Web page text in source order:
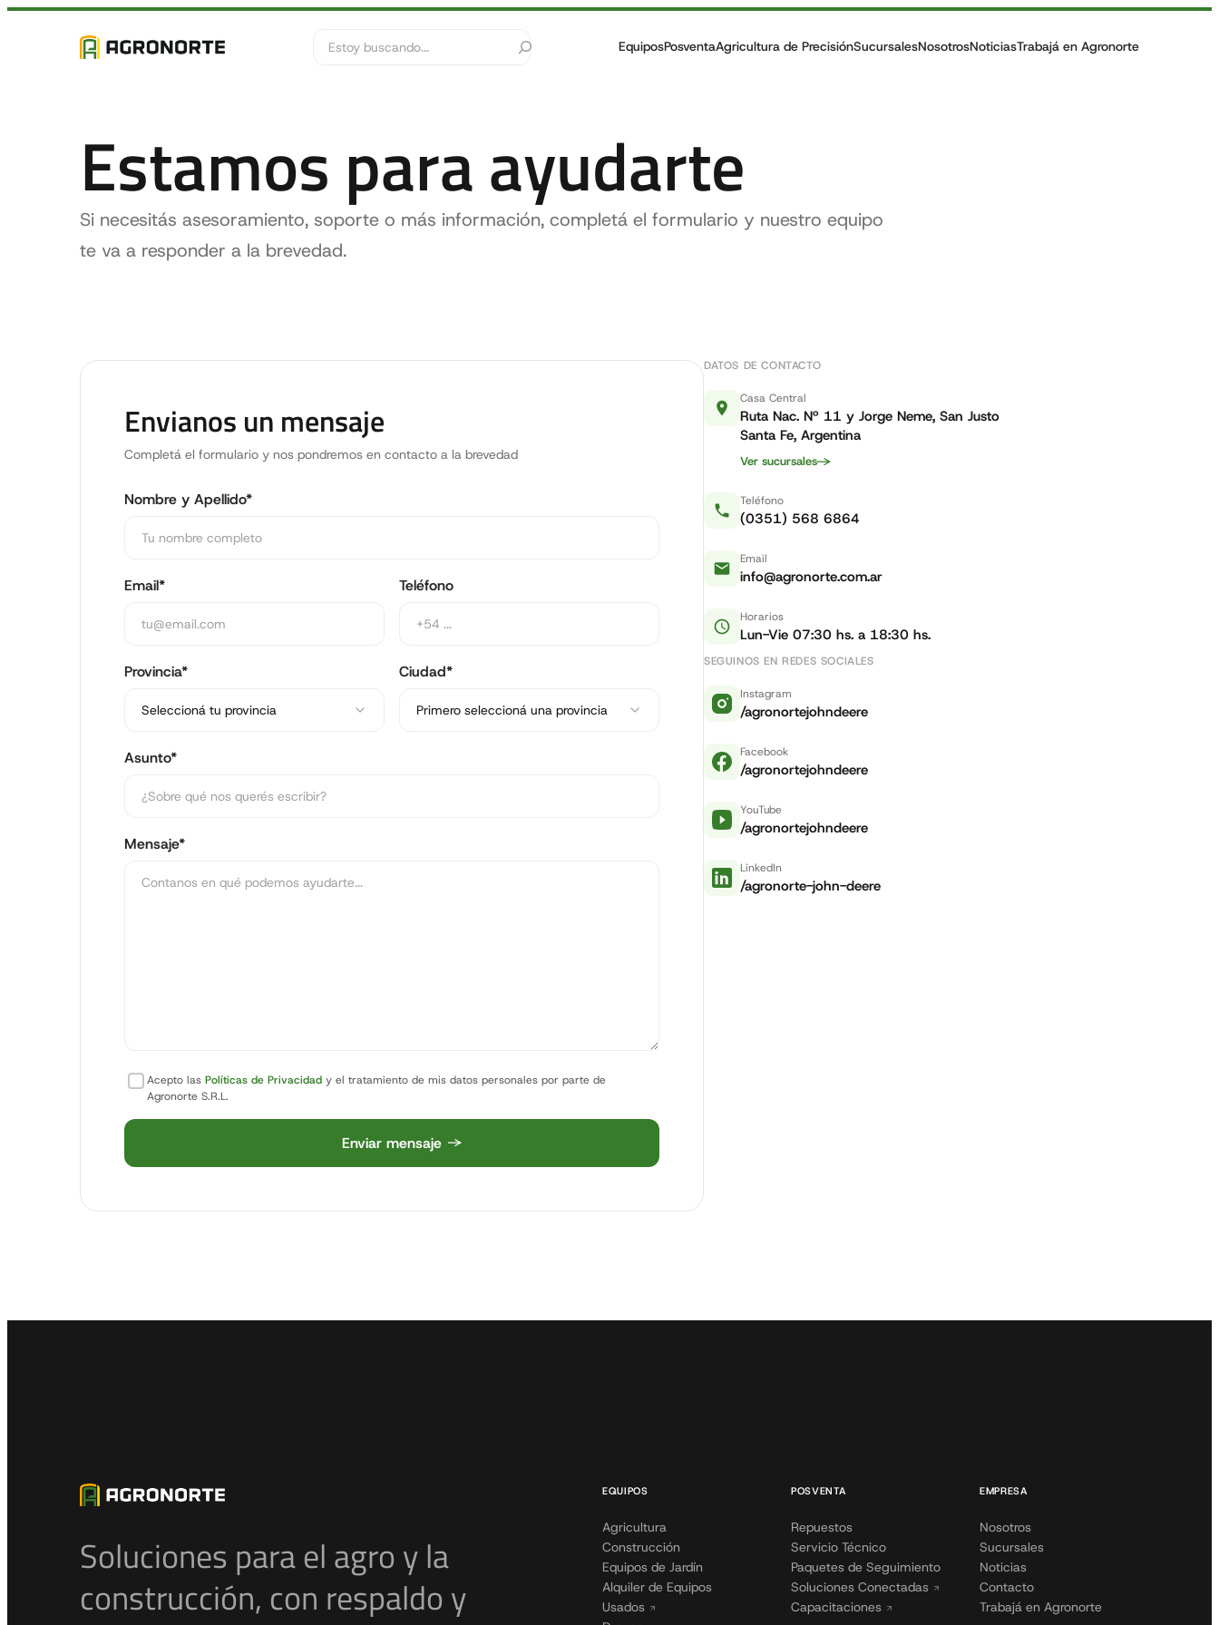
Buscar
EquiposPosventaAgricultura de PrecisiónSucursalesNosotrosNoticiasTrabajá en Agronorte
Estamos para ayudarte
Si necesitás asesoramiento, soporte o más información, completá el formulario y nuestro equipo
te va a responder a la brevedad.
Envianos un mensaje
Completá el formulario y nos pondremos en contacto a la brevedad
Nombre y Apellido*
Email* Teléfono
Provincia*
Seleccioná tu provincia
Ciudad*
Primero seleccioná una provincia
Asunto*
Mensaje*
Acepto las Políticas de Privacidad y el tratamiento de mis datos personales por parte de
Agronorte S.R.L.
DATOS DE CONTACTO
Casa Central
Ruta Nac. Nº 11 y Jorge Neme, San Justo
Santa Fe, Argentina
Ver sucursales
Teléfono
(0351) 568 6864
Email
info@agronorte.com.ar
Horarios
Lun-Vie 07:30 hs. a 18:30 hs.
SEGUINOS EN REDES SOCIALES
Instagram
/agronortejohndeere
Facebook
/agronortejohndeere
YouTube
/agronortejohndeere
LinkedIn
/agronorte-john-deere
Soluciones para el agro y la
construcción, con respaldo y
EQUIPOS
Agricultura
Construcción
Equipos de Jardín
Alquiler de Equipos
Usados
POSVENTA
Repuestos
Servicio Técnico
Paquetes de Seguimiento
Soluciones Conectadas
Capacitaciones
EMPRESA
Nosotros
Sucursales
Noticias
Contacto
Trabajá en Agronorte